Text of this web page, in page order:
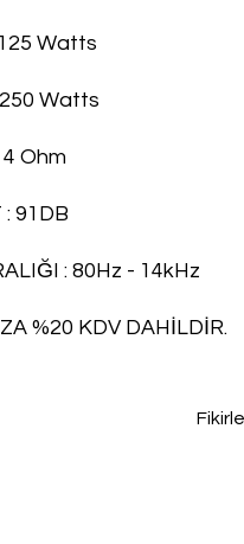
Watts
Watts
4 Ohm
: 91DB
: 80Hz - 14kHz
%20 KDV DAHİLDİR.